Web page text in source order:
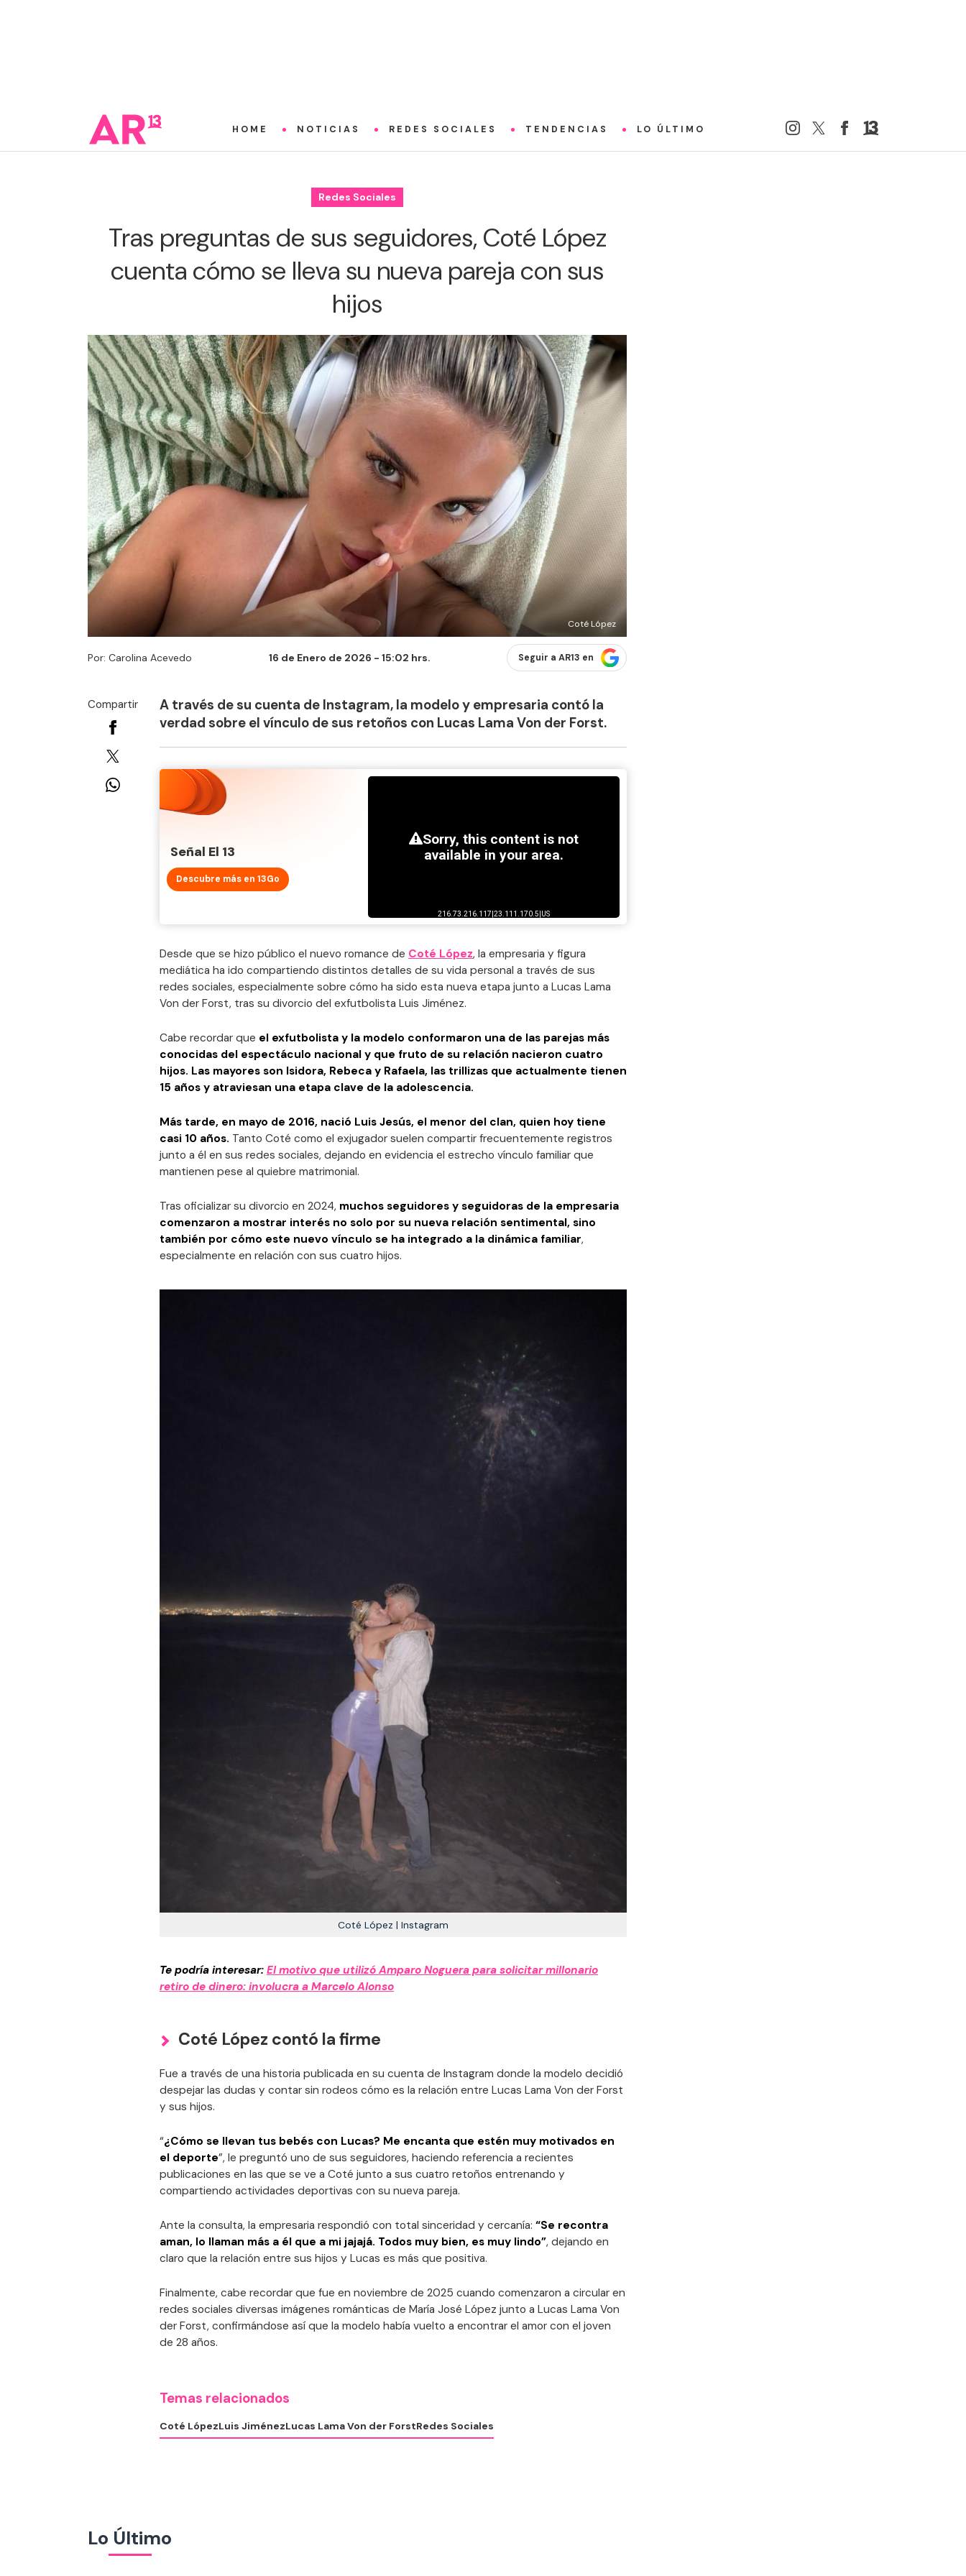
HOME NOTICIAS REDES SOCIALES TENDENCIAS LO ÚLTIMO
Redes Sociales
Tras preguntas de sus seguidores, Coté López
cuenta cómo se lleva su nueva pareja con sus
hijos
Coté López
Por: Carolina Acevedo 16 de Enero de 2026 - 15:02 hrs. Seguir a AR13 en
Compartir
A través de su cuenta de Instagram, la modelo y empresaria contó la
verdad sobre el vínculo de sus retoños con Lucas Lama Von der Forst.
Señal El 13
Descubre más en 13Go
Desde que se hizo público el nuevo romance de Coté López, la empresaria y figura
mediática ha ido compartiendo distintos detalles de su vida personal a través de sus
redes sociales, especialmente sobre cómo ha sido esta nueva etapa junto a Lucas Lama
Von der Forst, tras su divorcio del exfutbolista Luis Jiménez.
Cabe recordar que el exfutbolista y la modelo conformaron una de las parejas más
conocidas del espectáculo nacional y que fruto de su relación nacieron cuatro
hijos. Las mayores son Isidora, Rebeca y Rafaela, las trillizas que actualmente tienen
15 años y atraviesan una etapa clave de la adolescencia.
Más tarde, en mayo de 2016, nació Luis Jesús, el menor del clan, quien hoy tiene
casi 10 años. Tanto Coté como el exjugador suelen compartir frecuentemente registros
junto a él en sus redes sociales, dejando en evidencia el estrecho vínculo familiar que
mantienen pese al quiebre matrimonial.
Tras oficializar su divorcio en 2024, muchos seguidores y seguidoras de la empresaria
comenzaron a mostrar interés no solo por su nueva relación sentimental, sino
también por cómo este nuevo vínculo se ha integrado a la dinámica familiar,
especialmente en relación con sus cuatro hijos.
Coté López | Instagram
Te podría interesar: El motivo que utilizó Amparo Noguera para solicitar millonario
retiro de dinero: involucra a Marcelo Alonso
Coté López contó la firme
Fue a través de una historia publicada en su cuenta de Instagram donde la modelo decidió
despejar las dudas y contar sin rodeos cómo es la relación entre Lucas Lama Von der Forst
y sus hijos.
“¿Cómo se llevan tus bebés con Lucas? Me encanta que estén muy motivados en
el deporte”, le preguntó uno de sus seguidores, haciendo referencia a recientes
publicaciones en las que se ve a Coté junto a sus cuatro retoños entrenando y
compartiendo actividades deportivas con su nueva pareja.
Ante la consulta, la empresaria respondió con total sinceridad y cercanía: “Se recontra
aman, lo llaman más a él que a mi jajajá. Todos muy bien, es muy lindo”, dejando en
claro que la relación entre sus hijos y Lucas es más que positiva.
Finalmente, cabe recordar que fue en noviembre de 2025 cuando comenzaron a circular en
redes sociales diversas imágenes románticas de María José López junto a Lucas Lama Von
der Forst, confirmándose así que la modelo había vuelto a encontrar el amor con el joven
de 28 años.
Temas relacionados
Coté LópezLuis JiménezLucas Lama Von der ForstRedes Sociales
Lo Último